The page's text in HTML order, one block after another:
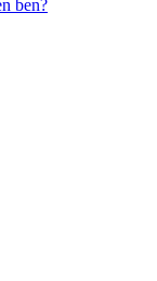
ben?